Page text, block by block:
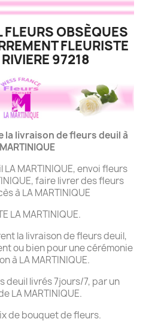
FLEURS OBSÈQUES
FLEURISTE
97218
la livraison de fleurs deuil à
MARTINIQUE, envoi fleurs
faire livrer des fleurs
à LA MARTINIQUE
LA MARTINIQUE.
la livraison de fleurs deuil,
ou bien pour une cérémonie
à LA MARTINIQUE.
deuil livrés 7jours/7, par un
LA MARTINIQUE.
de bouquet de fleurs.